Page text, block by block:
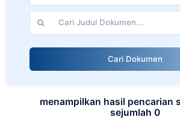
Cari Dokumen
menampilkan hasil pencarian
sejumlah 0